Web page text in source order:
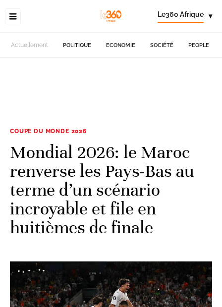
Le360 Afrique ▾
Actuellement POLITIQUE ECONOMIE SOCIÉTÉ PEOPLE
COUPE DU MONDE 2026
Mondial 2026: le Maroc
renverse les Pays-Bas au
terme d’un scénario
incroyable et file en
huitièmes de finale